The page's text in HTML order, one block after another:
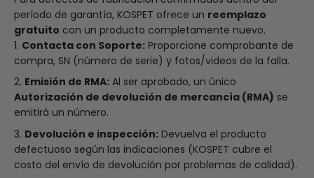
período de garantía, KOSPET ofrece un reemplazo
gratuito con un producto completamente nuevo.
Contacta con Soporte: Proporcione comprobante de
compra, SN (número de serie) y fotos/videos de la falla.
Emisión de RMA: Al ser aprobado, un único
Autorización de devolución de mercancía (RMA) se
emitirá un número.
Devolución e inspección: Devuelva el producto
defectuoso según las indicaciones (KOSPET cubre el
costo del envío de devolución por problemas de calidad).